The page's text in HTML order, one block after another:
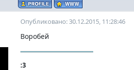
Опубликовано: 30.12.2015, 11:28:46
Воробей
:3